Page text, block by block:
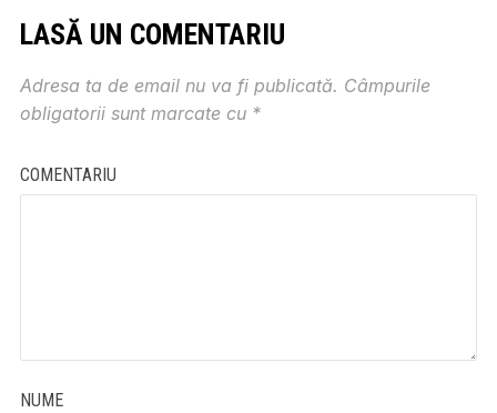
LASĂ UN COMENTARIU
Adresa ta de email nu va fi publicată. Câmpurile
obligatorii sunt marcate cu *
COMENTARIU
NUME